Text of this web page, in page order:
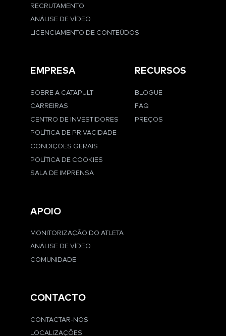
RECRUTAMENTO
ANÁLISE DE VÍDEO
LICENCIAMENTO DE CONTEÚDOS
EMPRESA
SOBRE A CATAPULT
CARREIRAS
CENTRO DE INVESTIDORES
POLÍTICA DE PRIVACIDADE
CONDIÇÕES GERAIS
POLÍTICA DE COOKIES
SALA DE IMPRENSA
RECURSOS
BLOGUE
FAQ
PREÇOS
APOIO
MONITORIZAÇÃO DO ATLETA
ANÁLISE DE VÍDEO
COMUNIDADE
CONTACTO
CONTACTAR-NOS
LOCALIZAÇÕES